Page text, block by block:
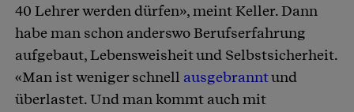
40 Lehrer werden dürfen», meint Keller. Dann
habe man schon anderswo Berufserfahrung
aufgebaut, Lebensweisheit und Selbstsicherheit.
«Man ist weniger schnell ausgebranntund
überlastet. Und man kommt auch mit